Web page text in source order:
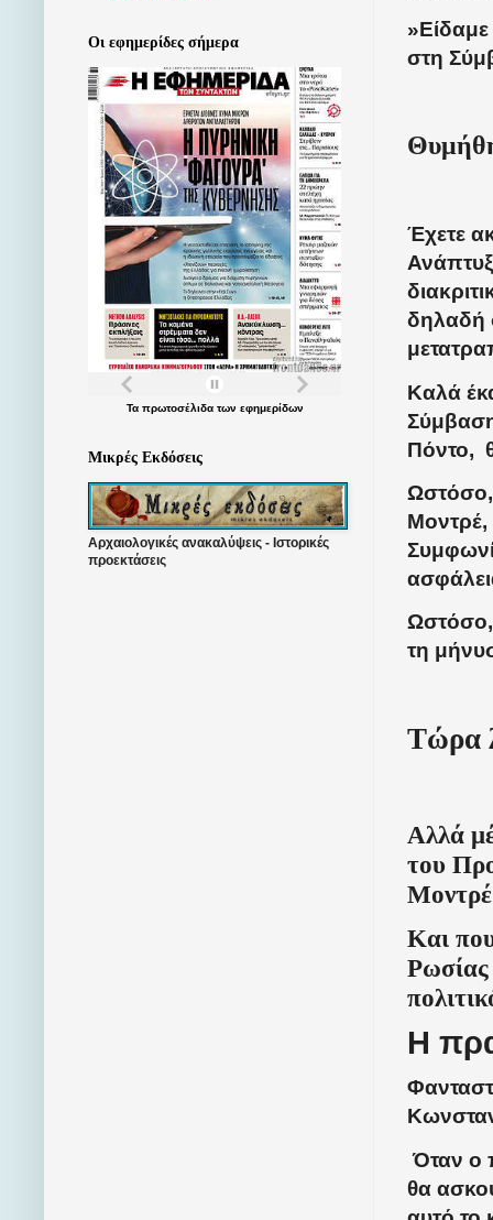
στη
Έχετε
δηλαδή
Καλά
Σύμβαση
Πόντο,
Ωστόσο,
Μοντρέ,
Ωστόσο,
τη
Τώρα
Αλλά
του
Και
Η
Όταν ο
θα
Οι εφημερίδες σήμερα
Τα πρωτοσέλιδατων εφημερίδων
Μικρές Εκδόσεις
Αρχαιολογικές ανακαλύψεις - Ιστορικές
προεκτάσεις